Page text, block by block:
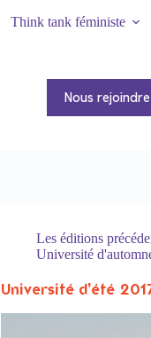
Think tank féministe
Nous rejoindre
Les éditions
Université
Université d’été